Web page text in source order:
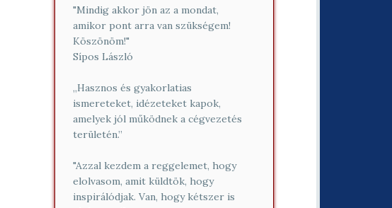
s
z
á
m
*
"Mindig akkor jön az a mondat,
amikor pont arra van szükségem!
Köszönöm!"
Sípos László
„Hasznos és gyakorlatias
ismereteket, idézeteket kapok,
amelyek jól működnek a cégvezetés
területén.”
"Azzal kezdem a reggelemet, hogy
elolvasom, amit küldtök, hogy
inspirálódjak. Van, hogy kétszer is